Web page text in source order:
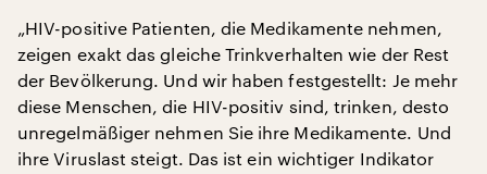
„HIV-positive Patienten, die Medikamente nehmen,
zeigen exakt das gleiche Trinkverhalten wie der Rest
der Bevölkerung. Und wir haben festgestellt: Je mehr
diese Menschen, die HIV-positiv sind, trinken, desto
unregelmäßiger nehmen Sie ihre Medikamente. Und
ihre Viruslast steigt. Das ist ein wichtiger Indikator